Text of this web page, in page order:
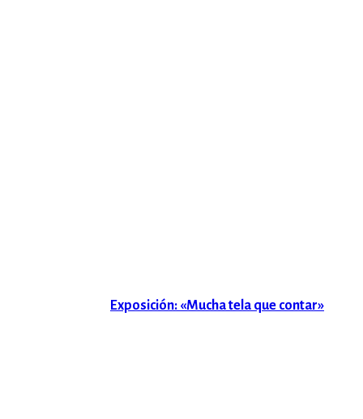
Exposición: «Mucha tela que contar»